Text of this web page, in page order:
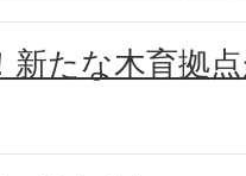
新たな木育拠